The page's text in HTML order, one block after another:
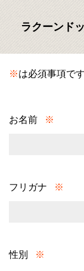
ラクーンド
※は必須事項です
お名前 ※
フリガナ ※
性別 ※